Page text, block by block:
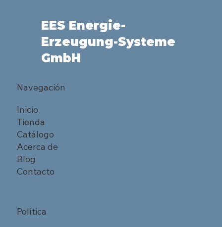
EES Energie-
Erzeugung-Systeme
GmbH
Navegación
Inicio
Tienda
Catálogo
Acerca de
Blog
Contacto
Política